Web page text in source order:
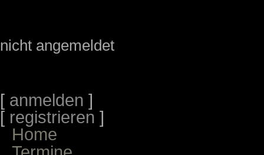
nicht angemeldet
[ anmelden ]
[ registrieren ]
Home